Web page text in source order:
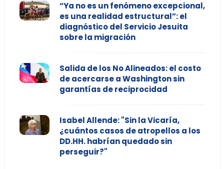
“Ya no es un fenómeno excepcional,
es una realidad estructural”: el
diagnóstico del Servicio Jesuita
sobre la migración
Salida de los No Alineados: el costo
de acercarse a Washington sin
garantías de reciprocidad
Isabel Allende: "Sin la Vicaría,
¿cuántos casos de atropellos a los
DD.HH. habrían quedado sin
perseguir?"